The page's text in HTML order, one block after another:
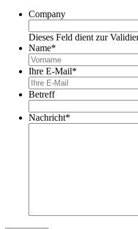
Company
Dieses Feld dient zur
Name*
Ihre E-Mail*
Betreff
Nachricht*